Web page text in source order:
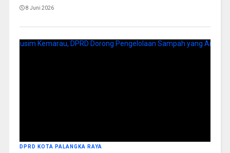
8 Juni 2026
DPRD KOTA PALANGKA RAYA